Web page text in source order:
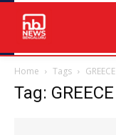
Home Tags GREECE
Tag: GREECE